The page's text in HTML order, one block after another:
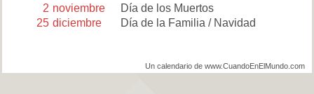
2 noviembre
Día de los Muertos
25 diciembre Día de la Familia / Navidad
Un calendario de www.CuandoEnElMundo.com